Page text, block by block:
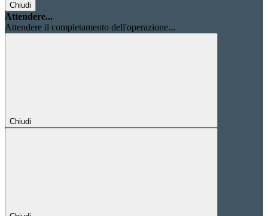
Chiudi
Attendere...
Attendere il completamento dell'operazione...
Chiudi